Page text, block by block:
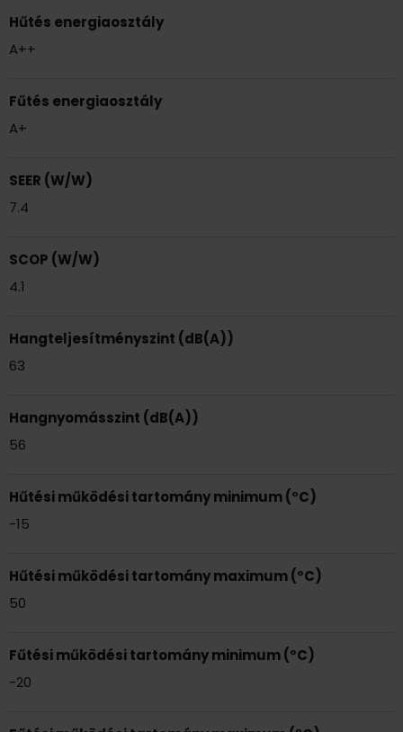
Hűtés energiaosztály
A++
Fűtés energiaosztály
A+
SEER (W/W)
7.4
SCOP (W/W)
4.1
Hangteljesítményszint (dB(A))
63
Hangnyomásszint (dB(A))
56
Hűtési működési tartomány minimum (°C)
-15
Hűtési működési tartomány maximum (°C)
50
Fűtési működési tartomány minimum (°C)
-20